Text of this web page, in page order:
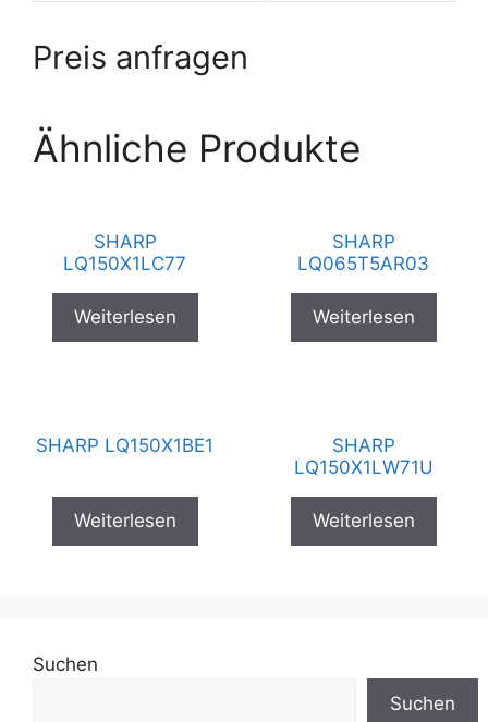
Preis anfragen
Ähnliche Produkte
SHARP
LQ150X1LC77
Weiterlesen
SHARP
LQ065T5AR03
Weiterlesen
SHARP LQ150X1BE1
Weiterlesen
SHARP
LQ150X1LW71U
Weiterlesen
Suchen
Suchen